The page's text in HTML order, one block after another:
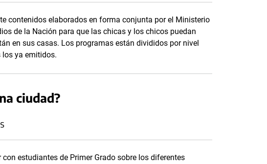
contenidos elaborados en forma conjunta por el Ministerio
de la Nación para que las chicas y los chicos puedan
en sus casas. Los programas están divididos por nivel
ya emitidos.
ciudad?
estudiantes de Primer Grado sobre los diferentes